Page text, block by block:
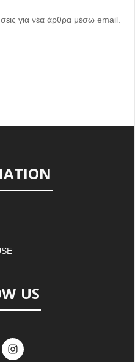
για νέα άρθρα μέσω email.
US